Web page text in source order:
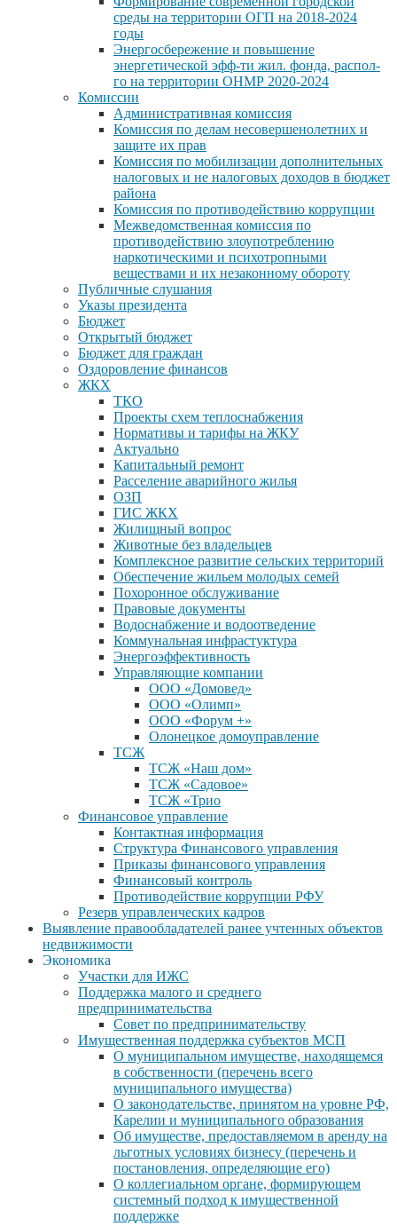
среды на территории ОГП на 2018-2024
годы
Энергосбережение и повышение
энергетической эфф-ти жил. фонда, распол-
го на территории ОНМР 2020-2024
Комиссии
Административная комиссия
Комиссия по делам несовершенолетних и
защите их прав
Комиссия по мобилизации дополнительных
налоговых и не налоговых доходов в бюджет
района
Комиссия по противодействию коррупции
Межведомственная комиссия по
противодействию злоупотреблению
наркотическими и психотропными
веществами и их незаконному обороту
Публичные слушания
Указы президента
Бюджет
Открытый бюджет
Бюджет для граждан
Оздоровление финансов
ЖКХ
ТКО
Проекты схем теплоснабжения
Нормативы и тарифы на ЖКУ
Актуально
Капитальный ремонт
Расселение аварийного жилья
ОЗП
ГИС ЖКХ
Жилищный вопрос
Животные без владельцев
Комплексное развитие сельских территорий
Обеспечение жильем молодых семей
Похоронное обслуживание
Правовые документы
Водоснабжение и водоотведение
Коммунальная инфрастуктура
Энергоэффективность
Управляющие компании
ООО «Домовед»
ООО «Олимп»
ООО «Форум +»
Олонецкое домоуправление
ТСЖ
ТСЖ «Наш дом»
ТСЖ «Садовое»
ТСЖ «Трио
Финансовое управление
Контактная информация
Структура Финансового управления
Приказы финансового управления
Финансовый контроль
Противодействие коррупции РФУ
Резерв управленческих кадров
Выявление правообладателей ранее учтенных объектов
недвижимости
Экономика
Участки для ИЖС
Поддержка малого и среднего
предпринимательства
Совет по предпринимательству
Имущественная поддержка субъектов МСП
О муниципальном имуществе, находящемся
в собственности (перечень всего
муниципального имущества)
О законодательстве, принятом на уровне РФ,
Карелии и муниципального образования
Об имуществе, предоставляемом в аренду на
льготных условиях бизнесу (перечень и
постановления, определяющие его)
О коллегиальном органе, формирующем
системный подход к имущественной
поддержке